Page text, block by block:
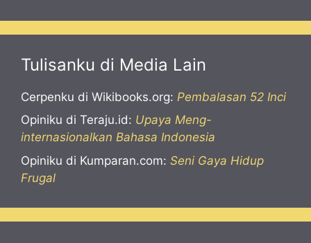
Tulisanku di Media Lain
Cerpenku di Wikibooks.org: Pembalasan 52 Inci
Opiniku di Teraju.id: Upaya Meng-
internasionalkan Bahasa Indonesia
Opiniku di Kumparan.com: Seni Gaya Hidup
Frugal